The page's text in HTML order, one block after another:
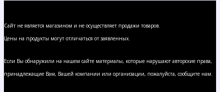
Сайт не является магазином и не осуществляет продажи товаров.
Цены на продукты могут отличаться от заявленных.
Если Вы обнаружили на нашем сайте материалы, которые нарушают авторские права,
принадлежащие Вам, Вашей компании или организации, пожалуйста, сообщите нам.